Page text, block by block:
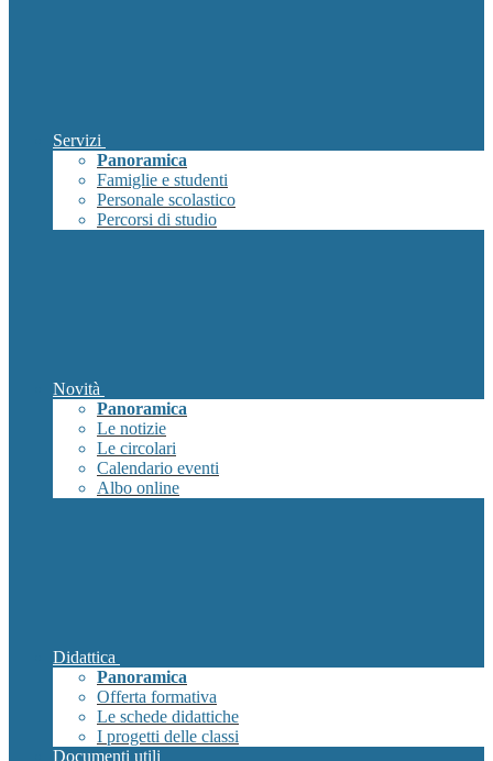
Servizi
Panoramica
Famiglie e studenti
Personale scolastico
Percorsi di studio
Novità
Panoramica
Le notizie
Le circolari
Calendario eventi
Albo online
Didattica
Panoramica
Offerta formativa
Le schede didattiche
I progetti delle classi
Documenti utili